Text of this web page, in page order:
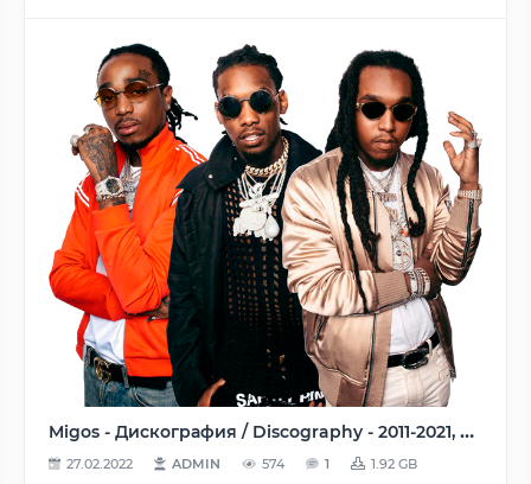
Migos - Дискография / Discography - 2011-2021, AAC (tracks), 256 kbps
27.02.2022 ADMIN 574 1 1.92 GB